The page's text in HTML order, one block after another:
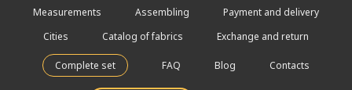
Measurements Assembling
Payment and delivery
Cities
Catalog of fabrics Exchange and return
Complete set FAQ Blog Contacts